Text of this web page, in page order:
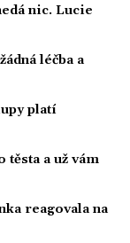
nic. Lucie
léčba a
platí
těsta a už vám
reagovala na